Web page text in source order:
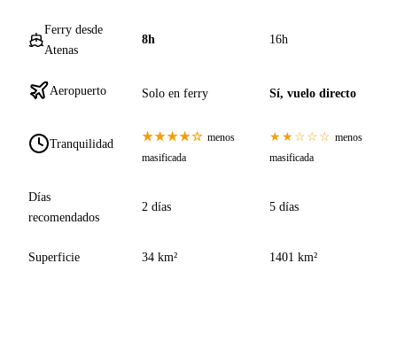
Ferry desde
Atenas
8h 16h
Aeropuerto Solo en ferry Sí, vuelo directo
Tranquilidad ★★★★☆ menos
masificada
★★☆☆☆ menos
masificada
Días
recomendados
2 días 5 días
Superficie 34 km² 1401 km²